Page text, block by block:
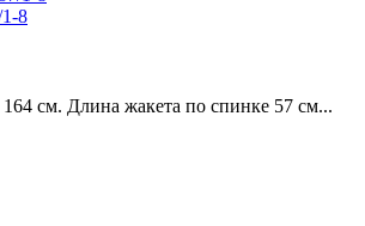
8
164 см. Длина жакета по спинке 57 см...